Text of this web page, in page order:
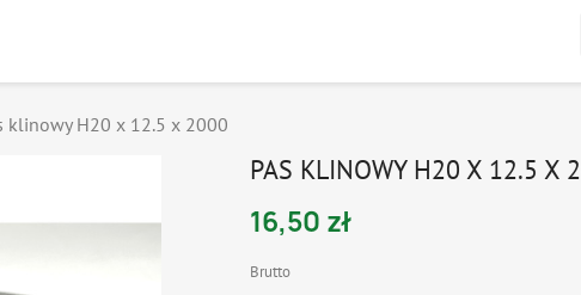
klinowy H20 x 12.5 x 2000
PAS KLINOWY H20 X 12.5 X
16,50 zł
Brutto